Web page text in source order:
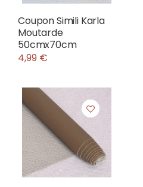
Coupon Simili Karla
Moutarde
50cmx70cm
4,99 €